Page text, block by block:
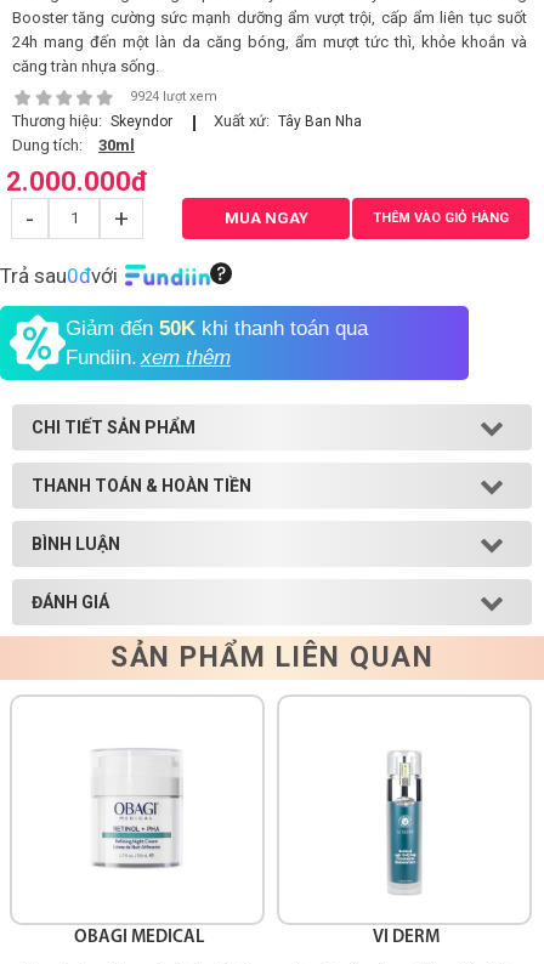
Shop All Brand A-
Z
Booster tăng cường sức mạnh dưỡng ẩm vượt trội, cấp ẩm liên tục suốt
24h mang đến một làn da căng bóng, ẩm mượt tức thì, khỏe khoắn và
căng tràn nhựa sống.
9924 lượt xem
Thương hiệu: Skeyndor Xuất xứ: Tây Ban Nha
Dung tích: 30ml
2.000.000đ
- + MUA NGAY THÊM VÀO GIỎ HÀNG
Trả sau0đvới
Giảm đến 50K khi thanh toán qua
Fundiin. xem thêm
CHI TIẾT SẢN PHẨM
THANH TOÁN & HOÀN TIỀN
BÌNH LUẬN
ĐÁNH GIÁ
SẢN PHẨM LIÊN QUAN
OBAGI MEDICAL VI DERM